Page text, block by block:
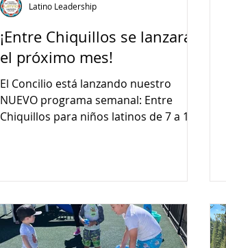
¡Entre Chiquillos se lanzará
el próximo mes!
El Concilio está lanzando nuestro
NUEVO programa semanal: Entre
Chiquillos para niños latinos de 7 a 11
Latino Leadership